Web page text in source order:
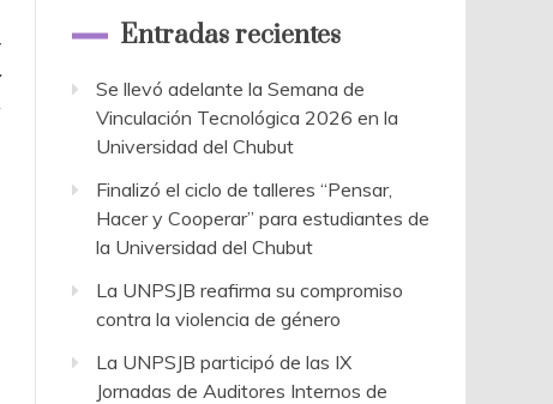
Entradas recientes
Se llevó adelante la Semana de
Vinculación Tecnológica 2026 en la
Universidad del Chubut
Finalizó el ciclo de talleres “Pensar,
Hacer y Cooperar” para estudiantes de
la Universidad del Chubut
La UNPSJB reafirma su compromiso
contra la violencia de género
La UNPSJB participó de las IX
Jornadas de Auditores Internos de